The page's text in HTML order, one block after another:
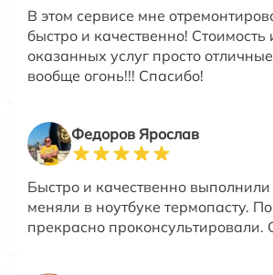
В этом сервисе мне
быстро и качественно! Стоимость
оказанных услуг просто
вообще огонь!!! Спасибо!
Федоров Ярослав
Быстро и качественно выполнили
меняли в ноутбуке термопасту.
прекрасно проконсультировали.